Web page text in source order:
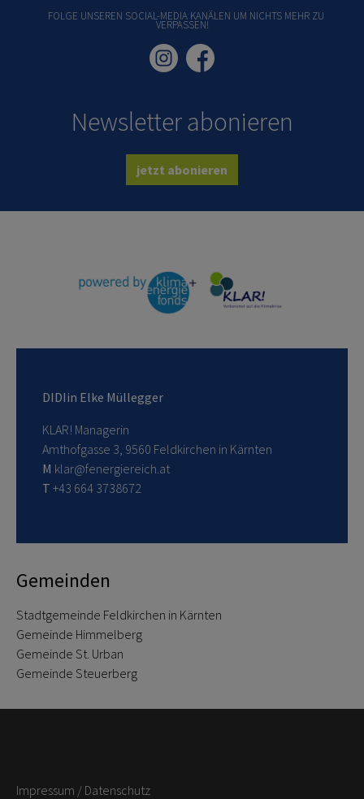
FOLGE UNSEREN SOCIAL-MEDIA KANÄLEN UM NICHTS MEHR ZU
VERPASSEN!
Newsletter abonieren
jetzt abonieren
DIDIin Elke Müllegger
KLAR! Managerin
Amthofgasse 3, 9560 Feldkirchen in Kärnten
M klar@fenergiereich.at
T +43 664 3738672
Gemeinden
Stadtgemeinde Feldkirchen in Kärnten
Gemeinde Himmelberg
Gemeinde St. Urban
Gemeinde Steuerberg
Impressum / Datenschutz